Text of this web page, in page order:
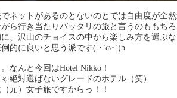
ネットがあるのとないのとでは自由度が全然
ら行き当たりバッタリの旅と言うのももちろ
、沢山のチョイスの中から楽しみ方を選ぶ
的に良いと思う派です( ･`ω･´)b
なんと今回はHotel Nikko！
絶対選ばないグレードのホテル（笑）
元）女子旅ですからっ！！